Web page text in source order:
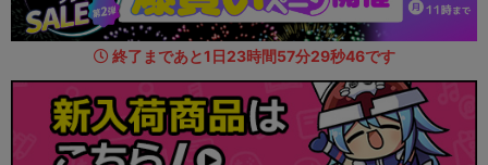
終了まであと1日23時間57分28秒04です